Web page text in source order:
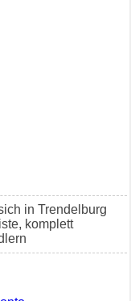
in Trendelburg
komplett